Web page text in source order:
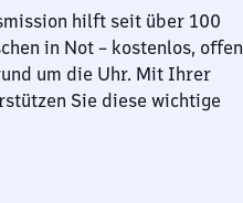
hilft seit über 100
in Not – kostenlos, offen
um die Uhr. Mit Ihrer
Sie diese wichtige